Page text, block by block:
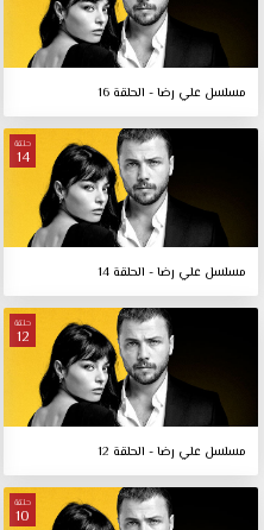
مسلسل علي رضا - الحلقة 16
حلقة
14
مسلسل علي رضا - الحلقة 14
حلقة
12
مسلسل علي رضا - الحلقة 12
حلقة
10